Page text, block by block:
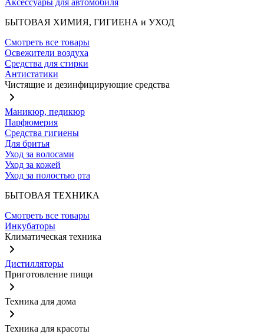
Аксессуары для автомобиля
БЫТОВАЯ ХИМИЯ, ГИГИЕНА и УХОД
Смотреть все товары
Освежители воздуха
Средства для стирки
Антистатики
Чистящие и дезинфицирующие средства
Маникюр, педикюр
Парфюмерия
Средства гигиены
Для бритья
Уход за волосами
Уход за кожей
Уход за полостью рта
БЫТОВАЯ ТЕХНИКА
Смотреть все товары
Инкубаторы
Климатическая техника
Дистилляторы
Приготовление пищи
Техника для дома
Техника для красоты